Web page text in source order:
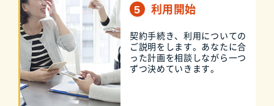
利用開始
契約手続き、利用についての
ご説明をします。あなたに合
った計画を相談しながら一つ
ずつ決めていきます。